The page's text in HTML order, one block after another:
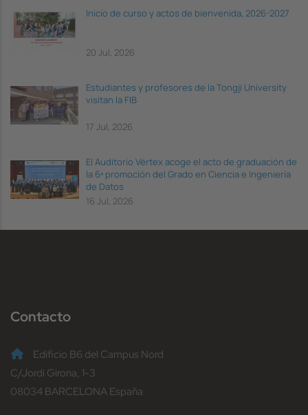
Inicio de curso y actos de bienvenida, 2026-2027
20 Jul, 2026
Estudiantes y profesores de la Tongji University
visitan la FIB
17 Jul, 2026
El Auditorio Vèrtex acoge el acto de graduación de
la 6ª promoción del Grado en Ciencia e Ingeniería
de Datos
16 Jul, 2026
Contacto
Edificio B6 del Campus Nord
C/Jordi Girona, 1-3
08034 BARCELONA España